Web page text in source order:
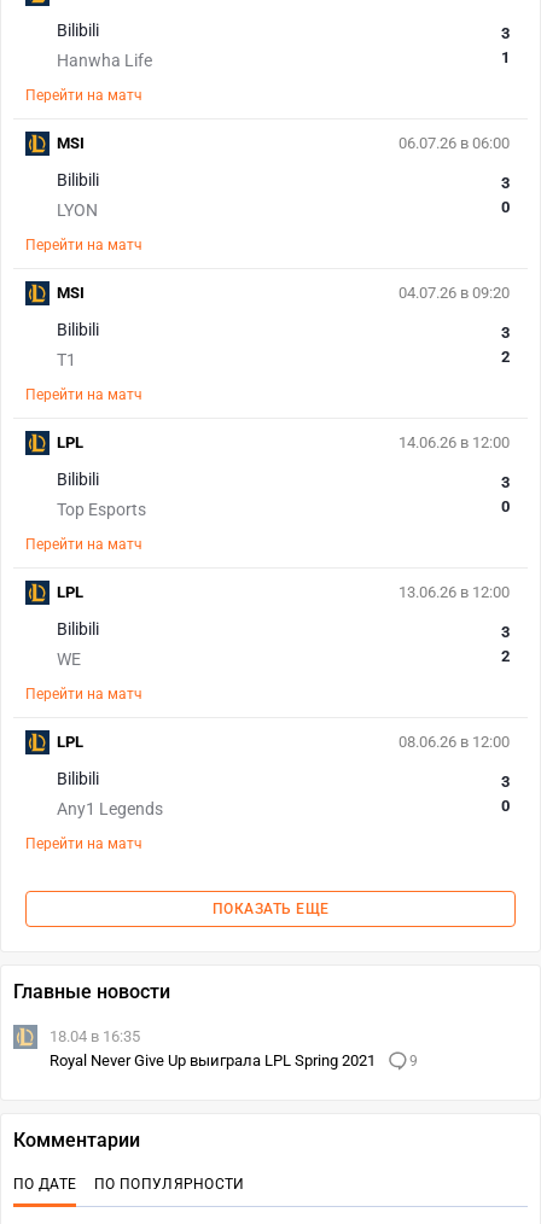
Bilibili
Hanwha Life
3
1
Перейти на матч
06.07.26 в 06:00
Bilibili
LYON
3
0
Перейти на матч
MSI
04.07.26 в 09:20
Bilibili
T1
3
2
Перейти на матч
MSI
14.06.26 в 12:00
Bilibili
Top Esports
3
0
Перейти на матч
LPL
13.06.26 в 12:00
Bilibili
WE
3
2
Перейти на матч
LPL
08.06.26 в 12:00
Bilibili
Any1 Legends
3
0
Перейти на матч
LPL
ПОКАЗАТЬ ЕЩЕ
Главные новости
18.04 в 16:35
Royal Never Give Up выиграла LPL Spring 2021
9
Комментарии
ПО ДАТЕ ПО ПОПУЛЯРНОСТИ